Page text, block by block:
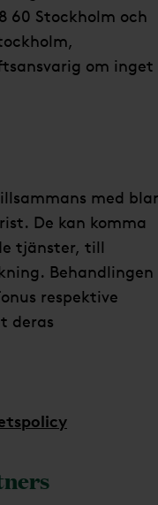
60 Stockholm och
om inget
med
De kan komma
tjänster, till
Behandlingen
respektive
deras